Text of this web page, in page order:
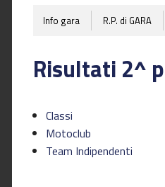
Info gara R.P. di GARA
Risultati 2^
Classi
Motoclub
Team Indipendenti